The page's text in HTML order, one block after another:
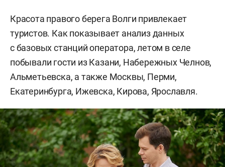
Красота правого берега Волги привлекает
туристов. Как показывает анализ данных
с базовых станций оператора, летом в селе
побывали гости из Казани, Набережных Челнов,
Альметьевска, а также Москвы, Перми,
Екатеринбурга, Ижевска, Кирова, Ярославля.